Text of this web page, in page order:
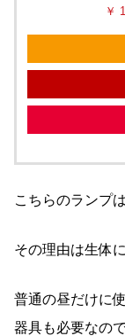
￥
こちらのランプ
その理由は生体
普通の昼だけに
器具も必要なの